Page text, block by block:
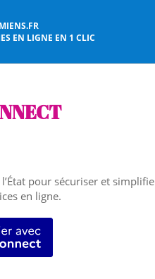
EN LIGNE EN 1 CLIC
pour sécuriser et
en ligne.
avec FranceConnect